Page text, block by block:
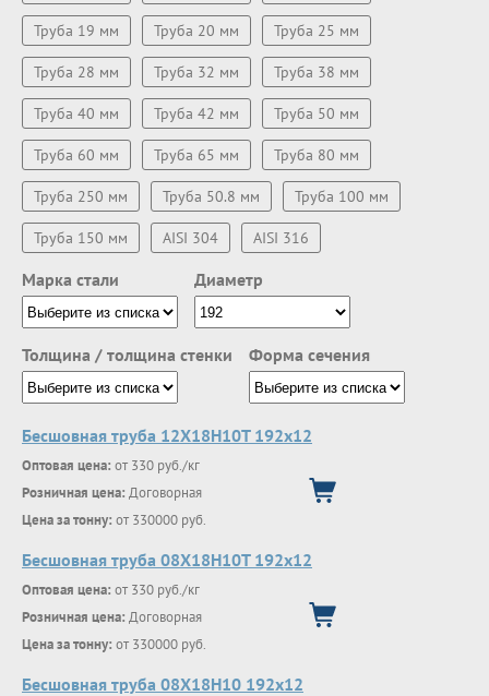
Труба 19 мм Труба 20 мм Труба 25 мм
Труба 28 мм Труба 32 мм Труба 38 мм
Труба 40 мм Труба 42 мм Труба 50 мм
Труба 60 мм Труба 65 мм Труба 80 мм
Труба 250 мм Труба 50.8 мм Труба 100 мм
Труба 150 мм AISI 304 AISI 316
Марка стали Диаметр
Толщина / толщина стенки Форма сечения
Бесшовная труба 12Х18Н10Т 192х12
Оптовая цена: от 330 руб./кг
Розничная цена: Договорная
Цена за тонну: от 330000 руб.
Бесшовная труба 08Х18Н10Т 192х12
Оптовая цена: от 330 руб./кг
Розничная цена: Договорная
Цена за тонну: от 330000 руб.
Бесшовная труба 08Х18Н10 192х12